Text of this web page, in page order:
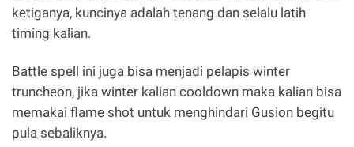
ketiganya, kuncinya adalah tenang dan selalu latih
timing kalian.
Battle spell ini juga bisa menjadi pelapis winter
truncheon, jika winter kalian cooldown maka kalian bisa
memakai flame shot untuk menghindari Gusion begitu
pula sebaliknya.